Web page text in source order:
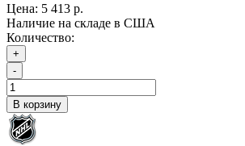
Цена: 5 413 р.
Наличие на складе в США
Количество:
+
-
В корзину